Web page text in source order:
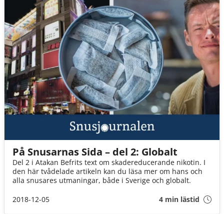
På Snusarnas Sida – del 2: Globalt
Del 2 i Atakan Befrits text om skadereducerande nikotin. I
den här tvådelade artikeln kan du läsa mer om hans och
alla snusares utmaningar, både i Sverige och globalt.
2018-12-05
4 min lästid